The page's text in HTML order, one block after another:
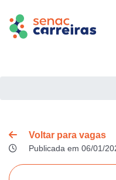
Voltar para vagas
Publicada em 06/01/